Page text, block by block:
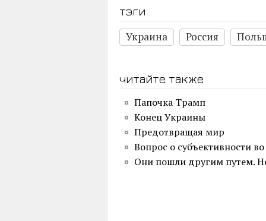
тэги
Украина
Россия
читайте также
Папочка Трамп
Конец Украины
Предотвращая мир
Вопрос о субъективности
Они пошли другим путем.